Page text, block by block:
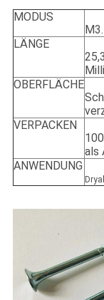
MODUS
LÄNGE
OBERFLÄCHE
VERPACKEN
als
ANWENDUNG